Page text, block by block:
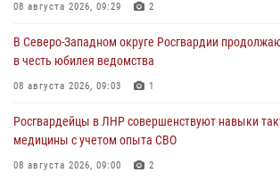
08 августа 2026, 09:29 2
В Северо-Западном округе Росгвардии
в честь юбилея ведомства
08 августа 2026, 09:03 1
Росгвардейцы в ЛНР совершенствуют навыки
медицины с учетом опыта СВО
08 августа 2026, 09:00 2